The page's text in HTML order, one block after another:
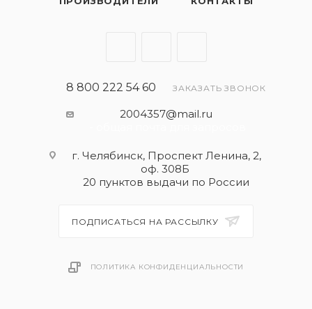
8 800 222 54 60 ЗАКАЗАТЬ ЗВОНОК
2004357@mail.ru
г. Челябинск, Проспект Ленина, 2,
оф. 308Б
20 пунктов выдачи по России
ПОДПИСАТЬСЯ НА РАССЫЛКУ
ПОЛИТИКА КОНФИДЕНЦИАЛЬНОСТИ